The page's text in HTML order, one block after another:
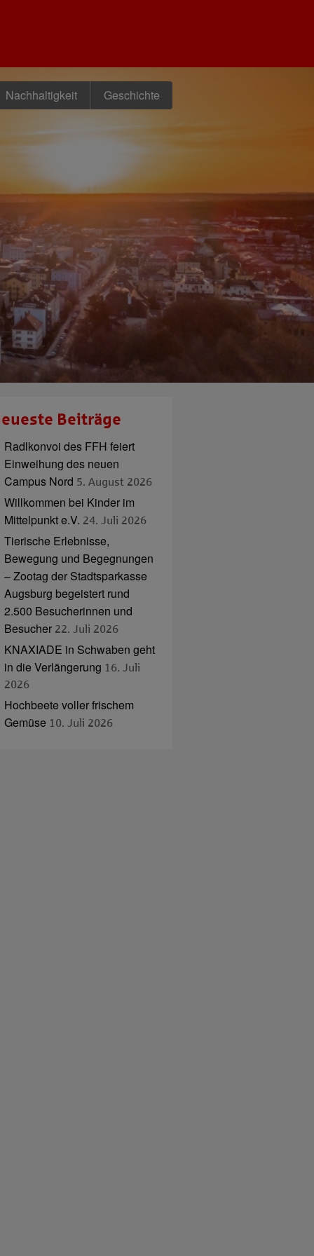
Nachhaltigkeit Geschichte
Beiträge
Radlkonvoi des FFH feiert
Einweihung des neuen
Campus Nord 5. August 2026
Willkommen bei Kinder im
Mittelpunkt e.V. 24. Juli 2026
Tierische Erlebnisse,
Bewegung und Begegnungen
– Zootag der Stadtsparkasse
Augsburg begeistert rund
2.500 Besucherinnen und
Besucher 22. Juli 2026
KNAXIADE in Schwaben geht
in die Verlängerung 16. Juli
2026
Hochbeete voller frischem
Gemüse 10. Juli 2026